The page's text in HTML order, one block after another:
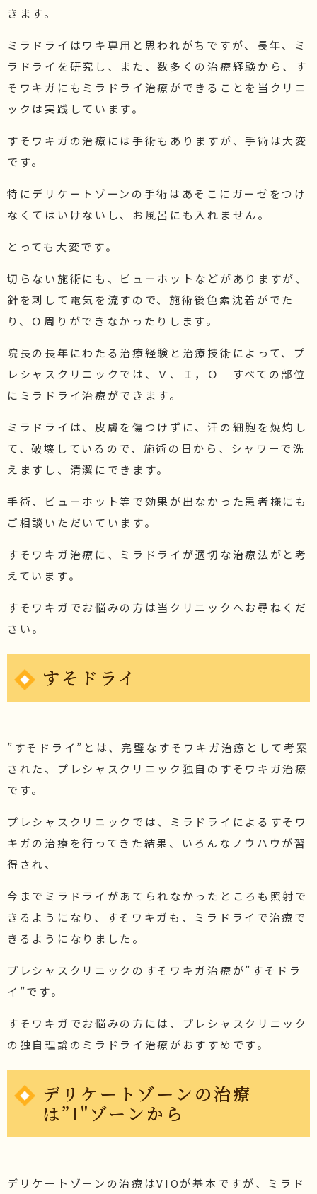
きます。
ミラドライはワキ専用と思われがちですが、長年、ミ
ラドライを研究し、また、数多くの治療経験から、す
そワキガにもミラドライ治療ができることを当クリニ
ックは実践しています。
すそワキガの治療には手術もありますが、手術は大変
です。
特にデリケートゾーンの手術はあそこにガーゼをつけ
なくてはいけないし、お風呂にも入れません。
とっても大変です。
切らない施術にも、ビューホットなどがありますが、
針を刺して電気を流すので、施術後色素沈着がでた
り、Ｏ周りができなかったりします。
院長の長年にわたる治療経験と治療技術によって、プ
レシャスクリニックでは、Ｖ、Ｉ，Ｏ すべての部位
にミラドライ治療ができます。
ミラドライは、皮膚を傷つけずに、汗の細胞を焼灼し
て、破壊しているので、施術の日から、シャワーで洗
えますし、清潔にできます。
手術、ビューホット等で効果が出なかった患者様にも
ご相談いただいています。
すそワキガ治療に、ミラドライが適切な治療法がと考
えています。
すそワキガでお悩みの方は当クリニックへお尋ねくだ
さい。
すそドライ
”すそドライ”とは、完璧なすそワキガ治療として考案
された、プレシャスクリニック独自のすそワキガ治療
です。
プレシャスクリニックでは、ミラドライによるすそワ
キガの治療を行ってきた結果、いろんなノウハウが習
得され、
今までミラドライがあてられなかったところも照射で
きるようになり、すそワキガも、ミラドライで治療で
きるようになりました。
プレシャスクリニックのすそワキガ治療が”すそドラ
イ”です。
すそワキガでお悩みの方には、プレシャスクリニック
の独自理論のミラドライ治療がおすすめです。
デリケートゾーンの治療
は”I"ゾーンから
デリケートゾーンの治療はVIOが基本ですが、ミラド